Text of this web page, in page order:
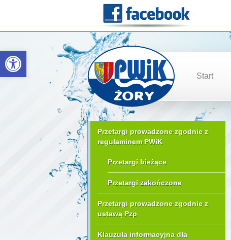
Otwórz pasek narzędzi
Start
Przetargi prowadzone zgodnie z
regulaminem PWiK
Przetargi bieżące
Przetargi zakończone
Przetargi prowadzone zgodnie z
ustawą Pzp
Klauzula informacyjna dla